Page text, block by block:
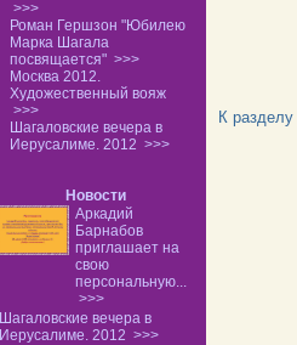
>>>
Роман Гершзон "Юбилею
Марка Шагала
посвящается" >>>
Москва 2012.
Художественный вояж
>>>
Шагаловские вечера в
Иерусалиме. 2012 >>>
Новости
Аркадий
Барнабов
приглашает на
свою
персональную...
>>>
Шагаловские вечера в
Иерусалиме. 2012 >>>
К разделу